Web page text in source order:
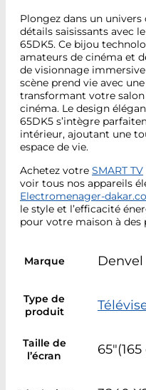
Plongez dans un
détails saisissants avec
65DK5. Ce bijou
amateurs de cinéma et
de visionnage
scène prend vie avec
transformant votre
cinéma. Le design
65DK5 s’intègre
intérieur, ajoutant une
espace de vie.
Achetez votre SMART TV
voir tous nos appareils
Electromenager-
le style et l’efficacité
pour votre maison à des
Marque Denvel
Type de
produit
Taille de
l’écran